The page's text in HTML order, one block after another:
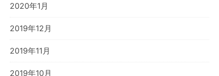
2020年1月
2019年12月
2019年11月
2019年10月